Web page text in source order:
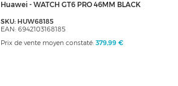
Huawei - WATCH GT6 PRO 46MM BLACK
SKU: HUW68185
EAN: 6942103168185
Prix de vente moyen constaté: 379,99 €